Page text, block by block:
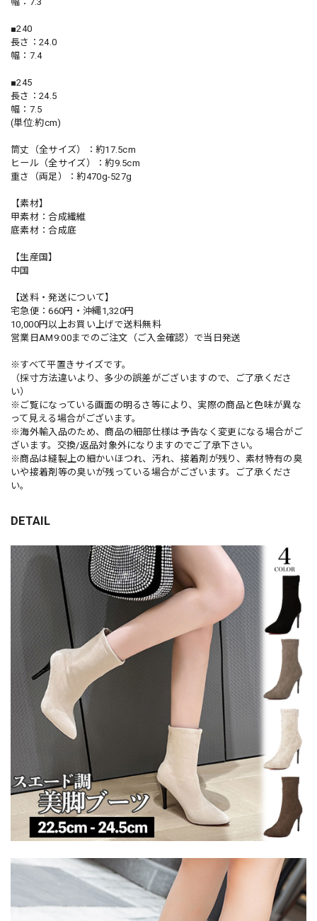
■240
長さ：24.0
幅：7.4
■245
長さ：24.5
幅：7.5
(単位:約cm)
筒丈（全サイズ）：約17.5cm
ヒール（全サイズ）：約9.5cm
重さ（両足）：約470g-527g
【素材】
甲素材：合成繊維
底素材：合成底
【生産国】
中国
【送料・発送について】
宅急便：660円・沖縄1,320円
10,000円以上お買い上げで送料無料
営業日AM9:00までのご注文（ご入金確認）で当日発送
※すべて平置きサイズです。
（採寸方法違いより、多少の誤差がございますので、ご了承くださ
い）
※ご覧になっている画面の明るさ等により、実際の商品と色味が異な
って見える場合がございます。
※海外輸入品のため、商品の細部仕様は予告なく変更になる場合がご
ざいます。交換/返品対象外になりますのでご了承下さい。
※商品は縫製上の細かいほつれ、汚れ、接着剤が残り、素材特有の臭
いや接着剤等の臭いが残っている場合がございます。ご了承くださ
い。
DETAIL